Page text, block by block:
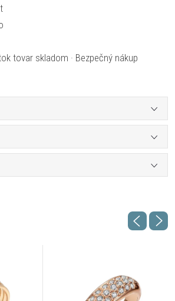
tovar skladom · Bezpečný nákup